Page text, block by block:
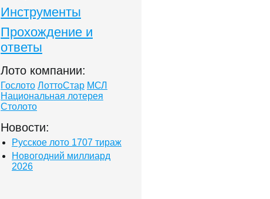
Инструменты
Прохождение и
ответы
Лото компании:
Гослото ЛоттоСтар МСЛ
Национальная лотерея
Столото
Новости:
Русское лото 1707 тираж
Новогодний миллиард
2026